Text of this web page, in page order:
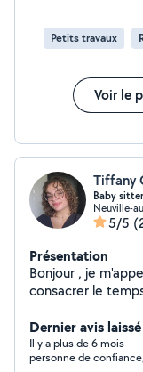
Petits travaux
Voir le
Tiffany
Baby
Neuville-
5/5
Présentation
Bonjour , je
consacrer le
l'aise avec les
enfant de 1 , 4 et
bénévolement au
Dernier avis
Il y a plus de 6 mois
personne de